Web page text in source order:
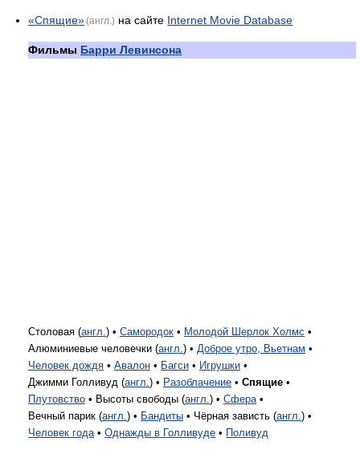
«Спящие»(англ.) на сайте Internet Movie Database
Фильмы Барри Левинсона
Столовая (англ.) • Самородок • Молодой Шерлок Холмс •
Алюминиевые человечки (англ.) • Доброе утро, Вьетнам •
Человек дождя • Авалон • Багси • Игрушки •
Джимми Голливуд (англ.) • Разоблачение • Спящие •
Плутовство • Высоты свободы (англ.) • Сфера•
Вечный парик (англ.) • Бандиты • Чёрная зависть (англ.) •
Человек года• Однажды в Голливуде • Поливуд